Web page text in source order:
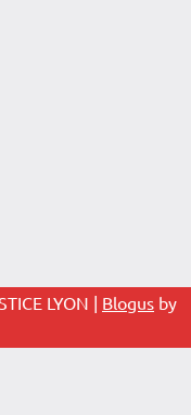
LYON | Blogus by